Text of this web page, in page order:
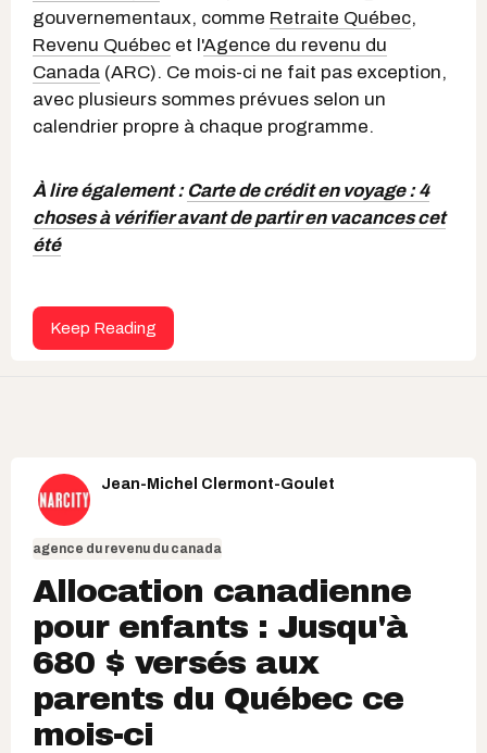
gouvernementaux, comme Retraite Québec,
Revenu Québec et l'Agence du revenu du
Canada (ARC). Ce mois-ci ne fait pas exception,
avec plusieurs sommes prévues selon un
calendrier propre à chaque programme.
À lire également : Carte de crédit en voyage : 4
choses à vérifier avant de partir en vacances cet
été
Keep Reading
Jean-Michel Clermont-Goulet
agence du revenu du canada
Allocation canadienne
pour enfants : Jusqu'à
680 $ versés aux
parents du Québec ce
mois-ci